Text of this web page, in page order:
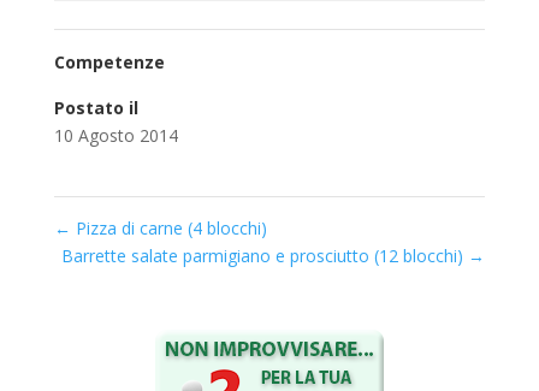
Competenze
Postato il
10 Agosto 2014
← Pizza di carne (4 blocchi)
Barrette salate parmigiano e prosciutto (12 blocchi) →